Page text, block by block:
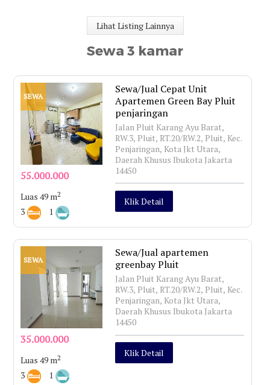
Lihat Listing Lainnya
Sewa 3 kamar
SEWA
55.000.000
Luas 49 m2
3 1
Sewa/Jual Cepat Unit
Apartemen Green Bay Pluit
penjaringan
Jalan Pluit Karang Ayu Barat,
RW.3, Pluit, RT.20/RW.2, Pluit, Kec.
Penjaringan, Kota Jkt Utara,
Daerah Khusus Ibukota Jakarta
14450
Klik Detail
SEWA
35.000.000
Luas 49 m2
3 1
Sewa/Jual apartemen
greenbay Pluit
Jalan Pluit Karang Ayu Barat,
RW.3, Pluit, RT.20/RW.2, Pluit, Kec.
Penjaringan, Kota Jkt Utara,
Daerah Khusus Ibukota Jakarta
14450
Klik Detail